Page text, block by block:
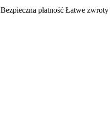
Bezpieczna płatność Łatwe zwroty